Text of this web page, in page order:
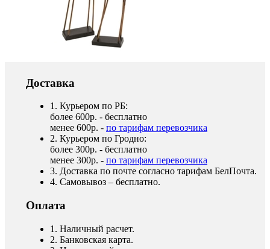
Доставка
1. Курьером по РБ:
более 600р. - бесплатно
менее 600р. - по тарифам перевозчика
2. Курьером по Гродно:
более 300р. - бесплатно
менее 300р. - по тарифам перевозчика
3. Доставка по почте согласно тарифам БелПочта.
4. Самовывоз – бесплатно.
Оплата
1. Наличный расчет.
2. Банковская карта.